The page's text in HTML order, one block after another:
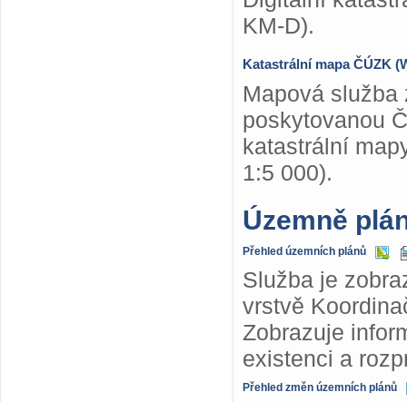
KM-D).
Katastrální mapa ČÚZK
Mapová
poskytovanou
katastrální
1:5 000).
Územně
Přehled územních plánů
Služba je
vrstvě
Zobrazuje
existenci a
Přehled změn územních plánů